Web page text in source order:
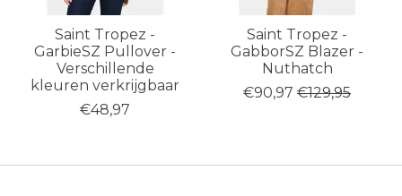
Saint Tropez -
GarbieSZ Pullover -
Verschillende
kleuren verkrijgbaar
€48,97
Saint Tropez -
GabborSZ Blazer -
Nuthatch
€90,97 €129,95